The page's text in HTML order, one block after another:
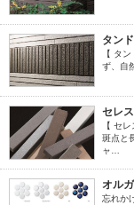
タン
【 タ
ず、自
セレ
【 セ
斑点と
ャ…
オル
忘れか